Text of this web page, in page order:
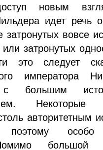
новым
идет речь
затронутых вовсе
затронутых
это следует
императора
с большим
Некоторые
авторитетным
поэтому
большой